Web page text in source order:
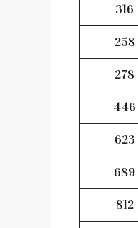
316
258
278
446
623
689
812